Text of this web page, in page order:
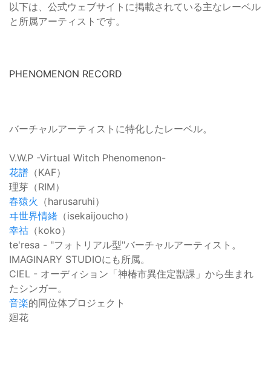
以下は、公式ウェブサイトに掲載されている主なレーベル
と所属アーティストです。
PHENOMENON RECORD
バーチャルアーティストに特化したレーベル。
V.W.P -Virtual Witch Phenomenon-
花譜 （KAF）
理芽（RIM）
春猿火 （harusaruhi）
ヰ世界情緒 （isekaijoucho）
幸祜 （koko）
te'resa - "フォトリアル型"バーチャルアーティスト。
IMAGINARY STUDIOにも所属。
CIEL - オーディション「神椿市異住定獣課」から生まれ
たシンガー。
音楽的同位体プロジェクト
廻花